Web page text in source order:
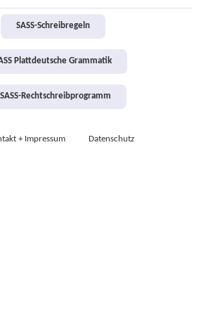
SASS-Schreibregeln
Plattdeutsche Grammatik
SASS-Rechtschreibprogramm
+ Impressum Datenschutz